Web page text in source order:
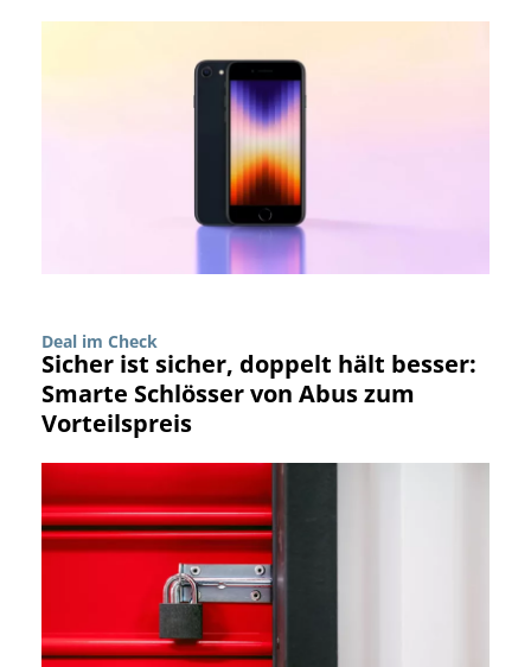
Deal im Check
Sicher ist sicher, doppelt hält besser:
Smarte Schlösser von Abus zum
Vorteilspreis